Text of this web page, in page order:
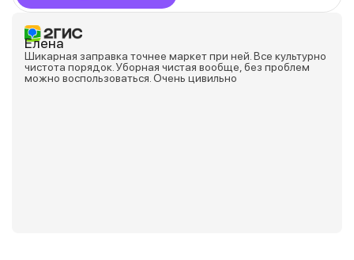
Елена
Шикарная заправка точнее маркет при ней. Все культурно
чистота порядок. Уборная чистая вообще, без проблем
можно воспользоваться. Очень цивильно